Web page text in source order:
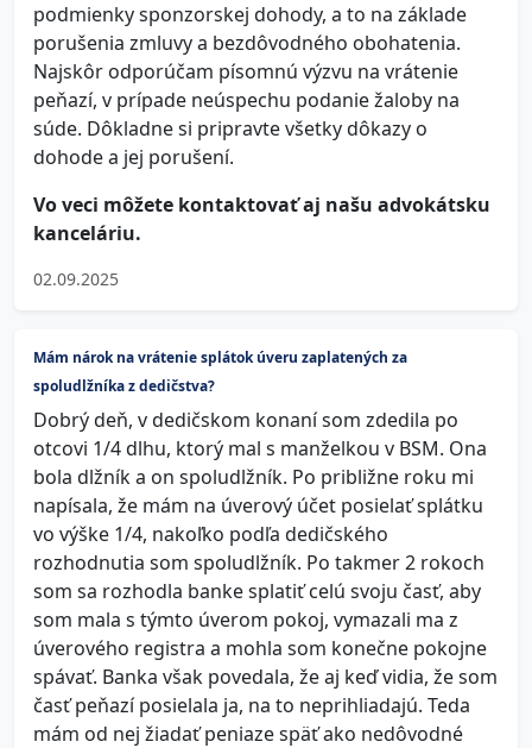
podmienky sponzorskej dohody, a to na základe
porušenia zmluvy a bezdôvodného obohatenia.
Najskôr odporúčam písomnú výzvu na vrátenie
peňazí, v prípade neúspechu podanie žaloby na
súde. Dôkladne si pripravte všetky dôkazy o
dohode a jej porušení.
Vo veci môžete kontaktovať aj našu advokátsku
kanceláriu.
02.09.2025
Mám nárok na vrátenie splátok úveru zaplatených za
spoludlžníka z dedičstva?
Dobrý deň, v dedičskom konaní som zdedila po
otcovi 1/4 dlhu, ktorý mal s manželkou v BSM. Ona
bola dlžník a on spoludlžník. Po približne roku mi
napísala, že mám na úverový účet posielať splátku
vo výške 1/4, nakoľko podľa dedičského
rozhodnutia som spoludlžník. Po takmer 2 rokoch
som sa rozhodla banke splatiť celú svoju časť, aby
som mala s týmto úverom pokoj, vymazali ma z
úverového registra a mohla som konečne pokojne
spávať. Banka však povedala, že aj keď vidia, že som
časť peňazí posielala ja, na to neprihliadajú. Teda
mám od nej žiadať peniaze späť ako nedôvodné